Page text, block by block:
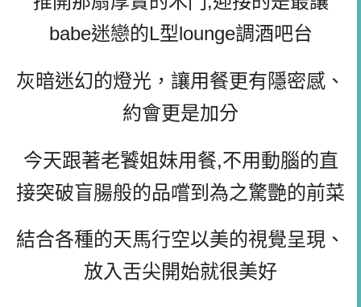
babe迷戀的L型lounge調酒吧台
灰暗迷幻的燈光，讓用餐更有隱密感、
約會更是加分
今天跟著老饕姐妹用餐,不用動腦的直
接突破盲腸般的品嚐到為之驚艷的前菜
結合各種的天馬行空以美的視覺呈現、
放入舌尖開始就很美好